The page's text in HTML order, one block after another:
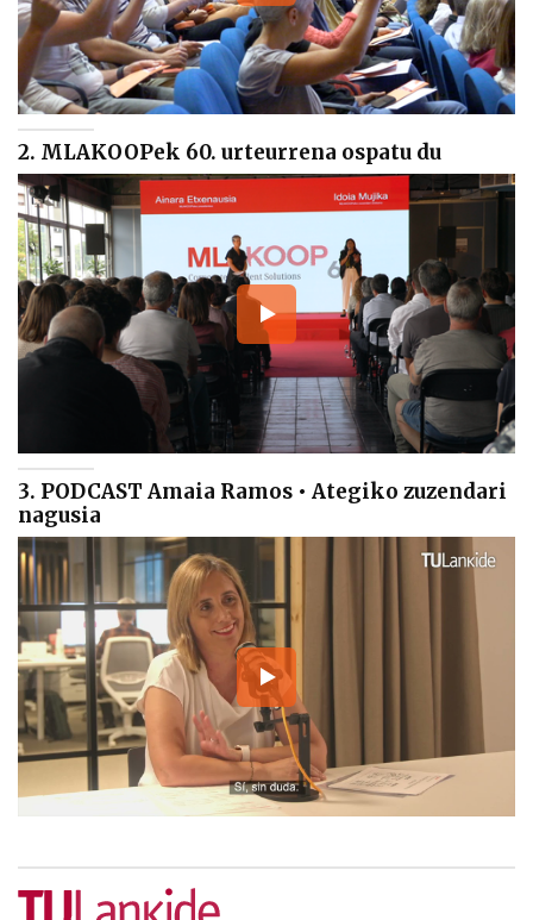
2. MLAKOOPek 60. urteurrena ospatu du
3. PODCAST Amaia Ramos • Ategiko zuzendari
nagusia